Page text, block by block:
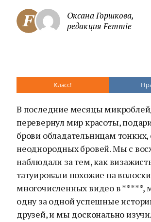
Оксана Горшкова,
редакция Femmie
Класс!
В последние месяцы
перевернул мир красоты,
брови обладательницам тонких,
неоднородных бровей. Мы с
наблюдали за тем, как
татуировали похожие на
многочисленных видео в *****,
одну за одной успешные
друзей, и мы досконально